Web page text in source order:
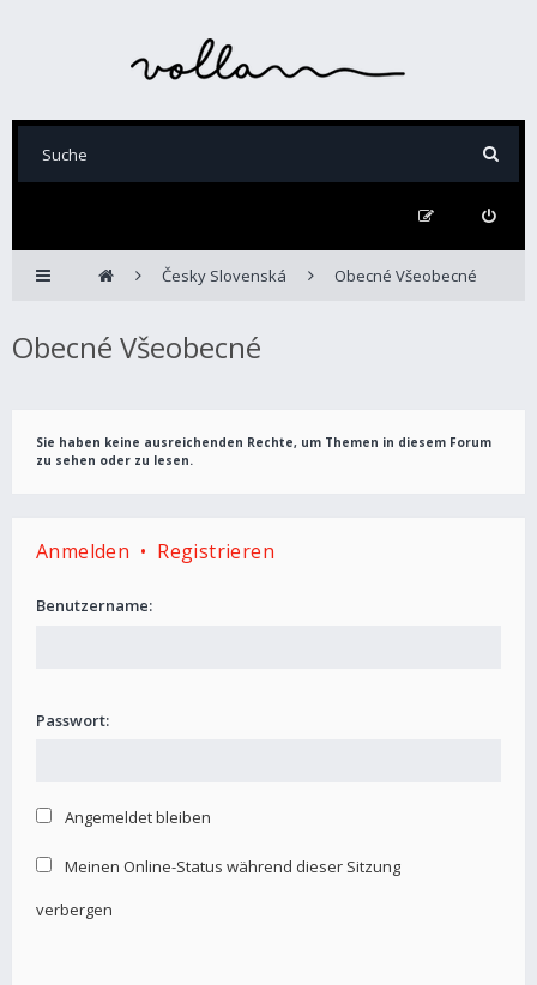
Česky Slovenská Obecné Všeobecné
Obecné Všeobecné
Sie haben keine ausreichenden Rechte, um Themen in diesem Forum
zu sehen oder zu lesen.
Anmelden • Registrieren
Benutzername:
Passwort:
Angemeldet bleiben
Meinen Online-Status während dieser Sitzung
verbergen